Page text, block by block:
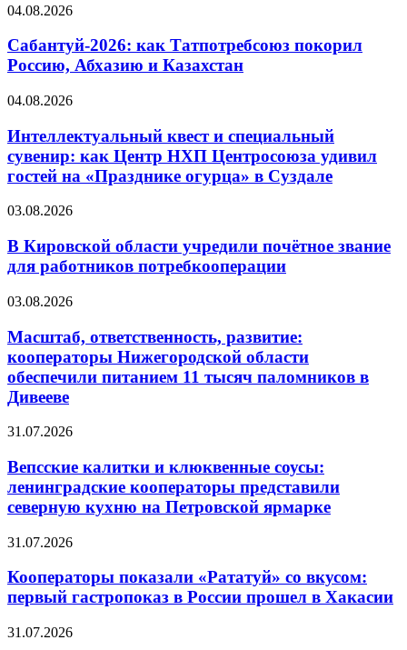
04.08.2026
Сабантуй-2026: как Татпотребсоюз покорил
Россию, Абхазию и Казахстан
04.08.2026
Интеллектуальный квест и специальный
сувенир: как Центр НХП Центросоюза удивил
гостей на «Празднике огурца» в Суздале
03.08.2026
В Кировской области учредили почётное звание
для работников потребкооперации
03.08.2026
Масштаб, ответственность, развитие:
кооператоры Нижегородской области
обеспечили питанием 11 тысяч паломников в
Дивееве
31.07.2026
Вепсские калитки и клюквенные соусы:
ленинградские кооператоры представили
северную кухню на Петровской ярмарке
31.07.2026
Кооператоры показали «Рататуй» со вкусом:
первый гастропоказ в России прошел в Хакасии
31.07.2026